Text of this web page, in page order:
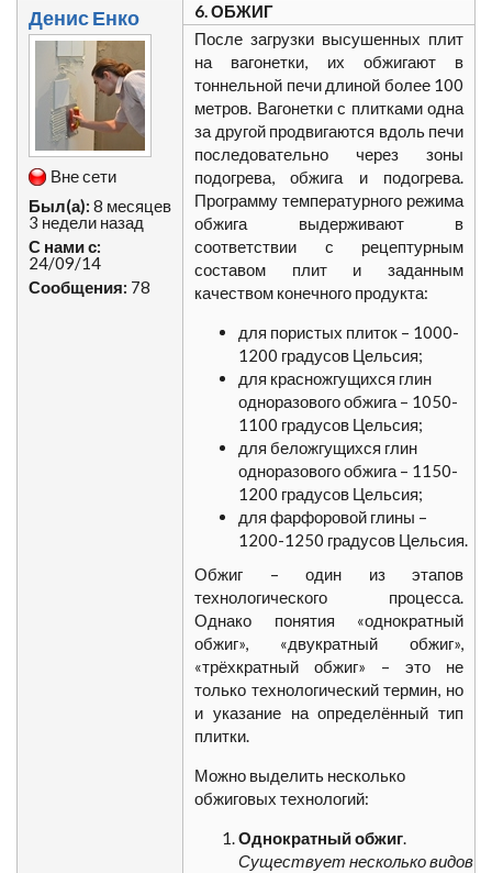
Денис Енко
Вне сети
Был(а): 8 месяцев
3 недели назад
С нами с:
24/09/14
Сообщения: 78
6. ОБЖИГ
После загрузки высушенных плит
на вагонетки, их обжигают в
тоннельной печи длиной более 100
метров. Вагонетки с плитками одна
за другой продвигаются вдоль печи
последовательно через зоны
подогрева, обжига и подогрева.
Программу температурного режима
обжига выдерживают в
соответствии с рецептурным
составом плит и заданным
качеством конечного продукта:
для пористых плиток – 1000-
1200 градусов Цельсия;
для красножгущихся глин
одноразового обжига – 1050-
1100 градусов Цельсия;
для беложгущихся глин
одноразового обжига – 1150-
1200 градусов Цельсия;
для фарфоровой глины –
1200-1250 градусов Цельсия.
Обжиг – один из этапов
технологического процесса.
Однако понятия «однократный
обжиг», «двукратный обжиг»,
«трёхкратный обжиг» – это не
только технологический термин, но
и указание на определённый тип
плитки.
Можно выделить несколько
обжиговых технологий:
Однократный обжиг.
Существует несколько видов